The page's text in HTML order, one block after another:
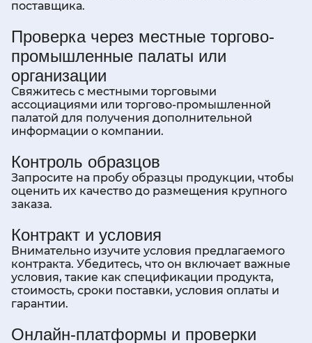
поставщика.
Проверка через местные торгово-
промышленные палаты или
организации
Свяжитесь с местными торговыми
ассоциациями или торгово-промышленной
палатой для получения дополнительной
информации о компании.
Контроль образцов
Запросите на пробу образцы продукции, чтобы
оценить их качество до размещения крупного
заказа.
Контракт и условия
Внимательно изучите условия предлагаемого
контракта. Убедитесь, что он включает важные
условия, такие как спецификации продукта,
стоимость, сроки поставки, условия оплаты и
гарантии.
Онлайн-платформы и проверки